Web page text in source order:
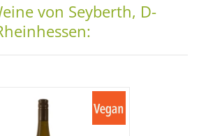
von Seyberth, D-